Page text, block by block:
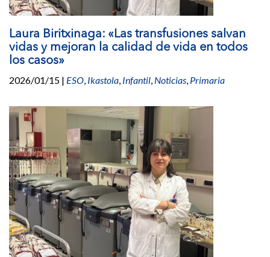
Laura Biritxinaga: «Las transfusiones salvan
vidas y mejoran la calidad de vida en todos
los casos»
2026/01/15 | ESO, Ikastola, Infantil, Noticias, Primaria